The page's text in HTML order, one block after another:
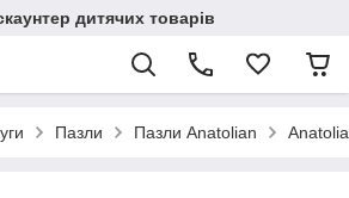
дитячих товарів
Пазли Пазли Anatolian